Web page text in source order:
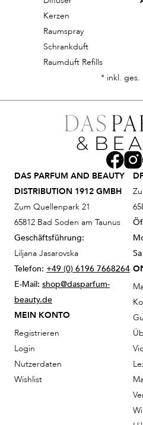
Kerzen
Raumspray
Schrankduft
Raumduft Refills
* inkl. ges.
DAS PARFUM AND BEAUTY
DISTRIBUTION 1912 GMBH
Zum Quellenpark 21
65812 Bad Soden am Taunus
Geschäftsführung:
Liljana Jasarovska
Telefon: +49 (0) 6196 7668264
E-Mail: shop@dasparfum-
beauty.de
MEIN KONTO
Registrieren
Login
Nutzerdaten
Wishlist
Sa